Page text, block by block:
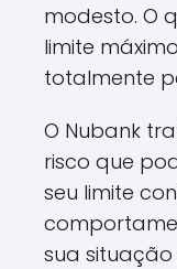
modesto. O
limite
totalmente
O Nubank
risco que
seu limite
sua